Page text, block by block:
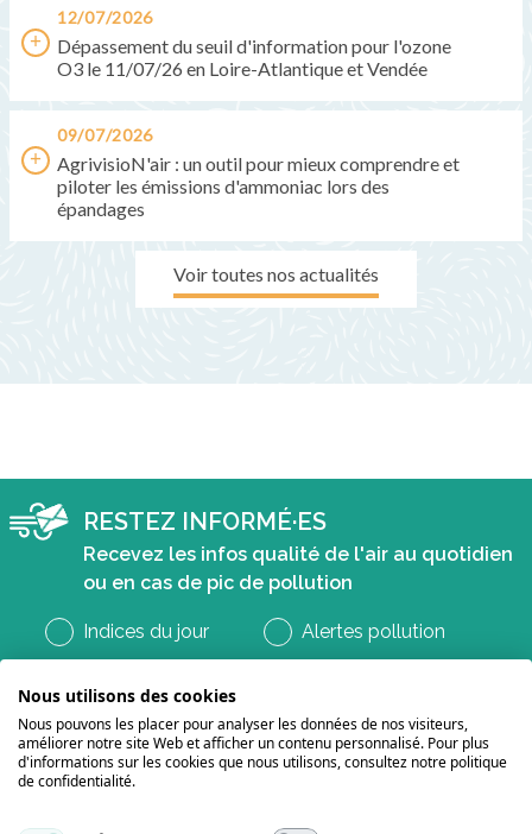
12/07/2026
Dépassement du seuil d'information pour l'ozone
O3 le 11/07/26 en Loire-Atlantique et Vendée
09/07/2026
AgrivisioN'air : un outil pour mieux comprendre et
piloter les émissions d'ammoniac lors des
épandages
Voir toutes nos actualités
RESTEZ INFORMÉ·ES
Recevez les infos qualité de l'air au quotidien
ou en cas de pic de pollution
Indices du jour Alertes pollution
Nous utilisons des cookies
Nous pouvons les placer pour analyser les données de nos visiteurs,
améliorer notre site Web et afficher un contenu personnalisé. Pour plus
d'informations sur les cookies que nous utilisons, consultez notre politique
de confidentialité.